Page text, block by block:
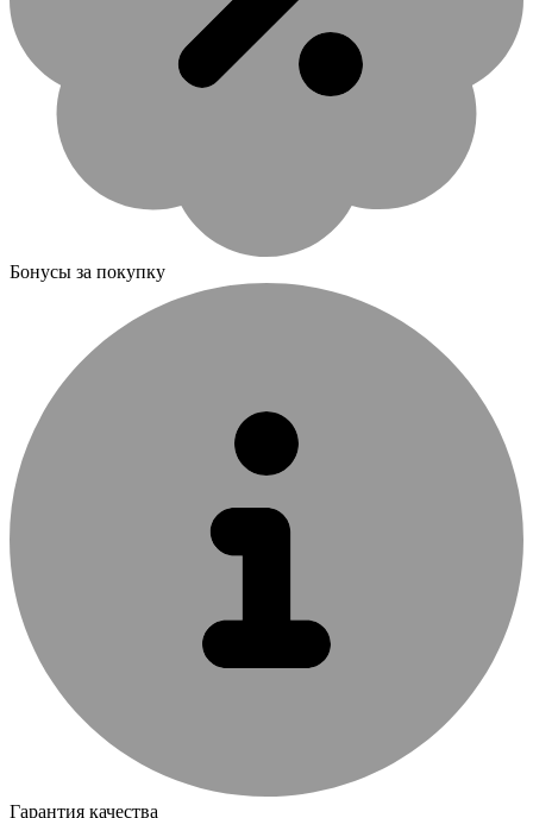
Бонусы за покупку
Гарантия качества